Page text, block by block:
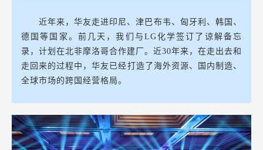
近年来，华友走进印尼、津巴布韦、匈牙利、韩国、
德国等国家。前几天，我们与LG化学签订了谅解备忘
录，计划在北非摩洛哥合作建厂。近30年来，在走出去和
走回来的过程中，华友已经打造了海外资源、国内制造、
全球市场的跨国经营格局。